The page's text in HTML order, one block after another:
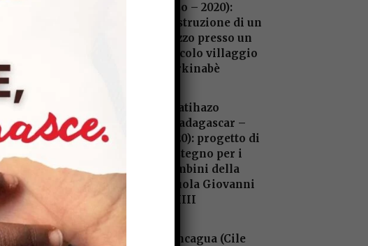
Faso – 2020):
Costruzione di un
pozzo presso un
piccolo villaggio
burkinabè
Anatihazo
(Madagascar –
2020): progetto di
sostegno per i
bambini della
Scuola Giovanni
XXIII
Rancagua (Cile